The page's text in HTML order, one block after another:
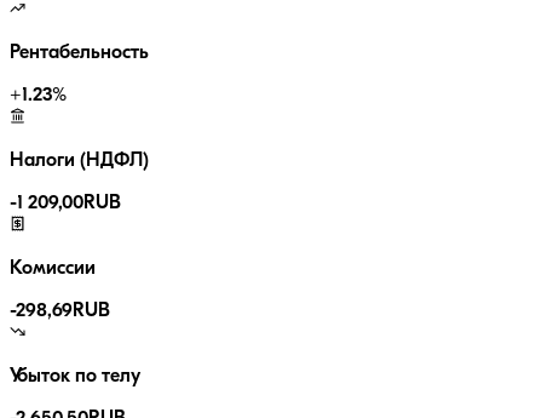
Рентабельность
+1.23%
Налоги (НДФЛ)
-1 209,00RUB
Комиссии
-298,69RUB
Убыток по телу